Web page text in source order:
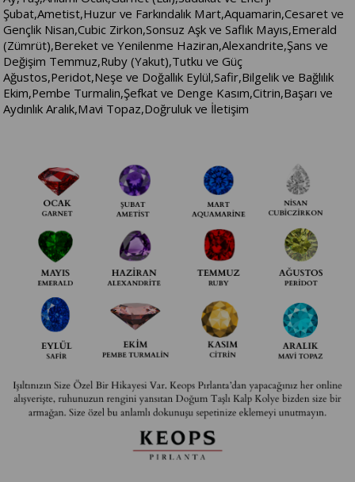
Şubat,Ametist,Huzur ve Farkındalık Mart,Aquamarin,Cesaret ve
Gençlik Nisan,Cubic Zirkon,Sonsuz Aşk ve Saflık Mayıs,Emerald
(Zümrüt),Bereket ve Yenilenme Haziran,Alexandrite,Şans ve
Değişim Temmuz,Ruby (Yakut),Tutku ve Güç
Ağustos,Peridot,Neşe ve Doğallık Eylül,Safir,Bilgelik ve Bağlılık
Ekim,Pembe Turmalin,Şefkat ve Denge Kasım,Citrin,Başarı ve
Aydınlık Aralık,Mavi Topaz,Doğruluk ve İletişim